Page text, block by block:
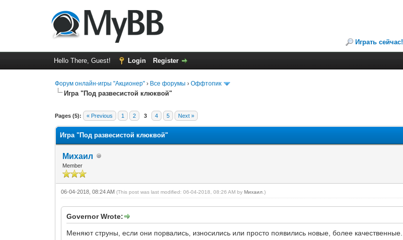
Играть сейчас!
Hello There, Guest! Login Register
Форум онлайн-игры "Акционер" › Все форумы ›Оффтопик
Игра "Под развесистой клюквой"
Pages (5): « Previous 1 2 3 4 5 Next »
0 Vote(s) - 0 Average
Игра "Под развесистой клюквой"
Михаил
Member
06-04-2018, 08:24 AM(This post was last modified: 06-04-2018, 08:26 AM byМихаил .)
Governor Wrote:
Меняют струны, если они порвались, износились или просто появились новые, более качественные.